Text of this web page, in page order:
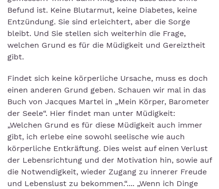
Befund ist. Keine Blutarmut, keine Diabetes, keine
Entzündung. Sie sind erleichtert, aber die Sorge
bleibt. Und Sie stellen sich weiterhin die Frage,
welchen Grund es für die Müdigkeit und Gereiztheit
gibt.
Findet sich keine körperliche Ursache, muss es doch
einen anderen Grund geben. Schauen wir mal in das
Buch von Jacques Martel in „Mein Körper, Barometer
der Seele“. Hier findet man unter Müdigkeit:
„Welchen Grund es für diese Müdigkeit auch immer
gibt, ich erlebe eine sowohl seelische wie auch
körperliche Entkräftung. Dies weist auf einen Verlust
der Lebensrichtung und der Motivation hin, sowie auf
die Notwendigkeit, wieder Zugang zu innerer Freude
und Lebenslust zu bekommen.“.... „Wenn ich Dinge